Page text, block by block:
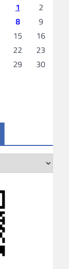
1
2
8
9
15
16
22
23
29
30